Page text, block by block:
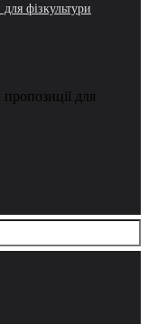
фізкультури
для